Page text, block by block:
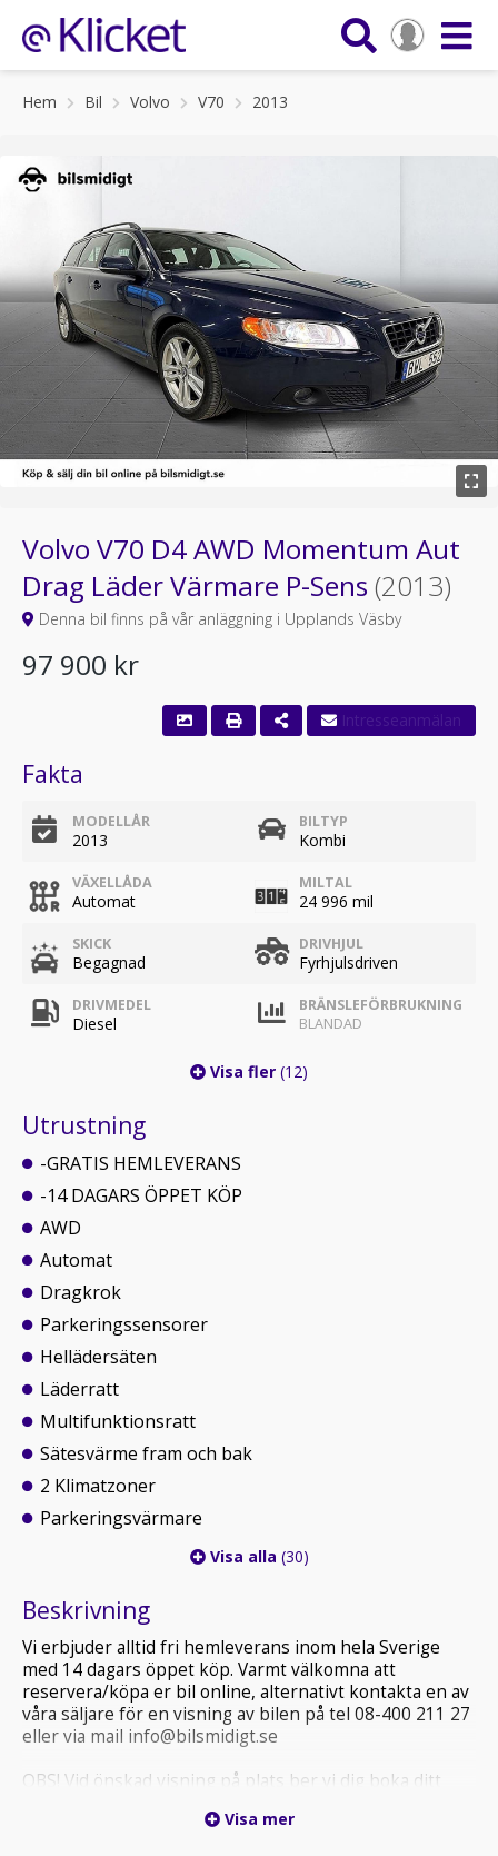
Hem Bil Volvo V70 2013
Volvo V70 D4 AWD Momentum Aut
Drag Läder Värmare P-Sens (2013)
Denna bil finns på vår anläggning i Upplands Väsby
97 900 kr
Fakta
MODELLÅR
2013
BILTYP
Kombi
VÄXELLÅDA
Automat
MILTAL
24 996 mil
SKICK
Begagnad
DRIVHJUL
Fyrhjulsdriven
DRIVMEDEL
Diesel
BRÄNSLEFÖRBRUKNING
BLANDAD
Visa fler (12)
Utrustning
-GRATIS HEMLEVERANS
-14 DAGARS ÖPPET KÖP
AWD
Automat
Dragkrok
Parkeringssensorer
Hellädersäten
Läderratt
Multifunktionsratt
Sätesvärme fram och bak
2 Klimatzoner
Parkeringsvärmare
Visa alla (30)
Beskrivning
Vi erbjuder alltid fri hemleverans inom hela Sverige
med 14 dagars öppet köp. Varmt välkomna att
reservera/köpa er bil online, alternativt kontakta en av
våra säljare för en visning av bilen på tel 08-400 211 27
eller via mail info@bilsmidigt.se
OBS! Vid önskad visning på plats ber vi dig boka ditt
är intresserad av finns på plats och att vi kan ge dig
Visa mer